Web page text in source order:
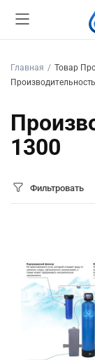
Главная
Товар
1300
Фильтровать